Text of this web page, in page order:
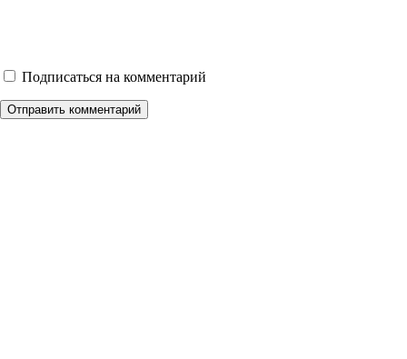
Подписаться на комментарий
Отправить комментарий